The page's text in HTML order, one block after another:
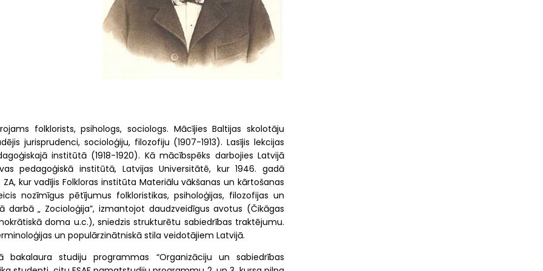
folklorists, psihologs, sociologs. Mācījies Baltijas skolotāju
jurisprudenci, socioloģiju, filozofiju (1907-1913). Lasījis lekcijas
institūtā (1918-1920). Kā mācībspēks darbojies Latvijā
pedagoģiskā institūtā, Latvijas Universitātē, kur 1946. gadā
kur vadījis Folkloras institūta Materiālu vākšanas un kārtošanas
nozīmīgus pētījumus folkloristikas, psiholoģijas, filozofijas un
darbā „ Zocioloģija”, izmantojot daudzveidīgus avotus (Čikāgas
doma u.c.), sniedzis strukturētu sabiedrības traktējumu.
un populārzinātniskā stila veidotājiem Latvijā.
bakalaura studiju programmas “Organizāciju un sabiedrības